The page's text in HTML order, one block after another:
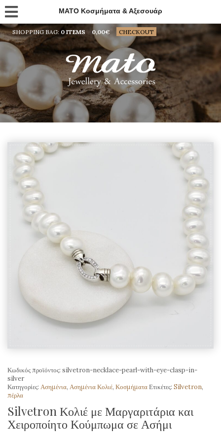
MATO Κοσμήματα & Αξεσουάρ
SHOPPING BAG: 0 ITEMS 0,00€ CHECKOUT
Κωδικός προϊόντος: silvetron-necklace-pearl-with-eye-clasp-in-
silver
Κατηγορίες: Ασημένια, Ασημένια Κολιέ, ΚοσμήματαΕτικέτες: Silvetron,
πέρλα
Silvetron Κολιέ με Μαργαριτάρια και
Χειροποίητο Κούμπωμα σε Ασήμι